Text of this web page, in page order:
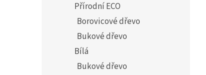
Přírodní ECO
Borovicové dřevo
Bukové dřevo
Bílá
Bukové dřevo